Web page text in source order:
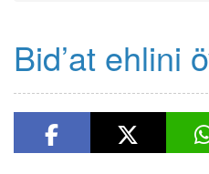
Bid’at ehlini